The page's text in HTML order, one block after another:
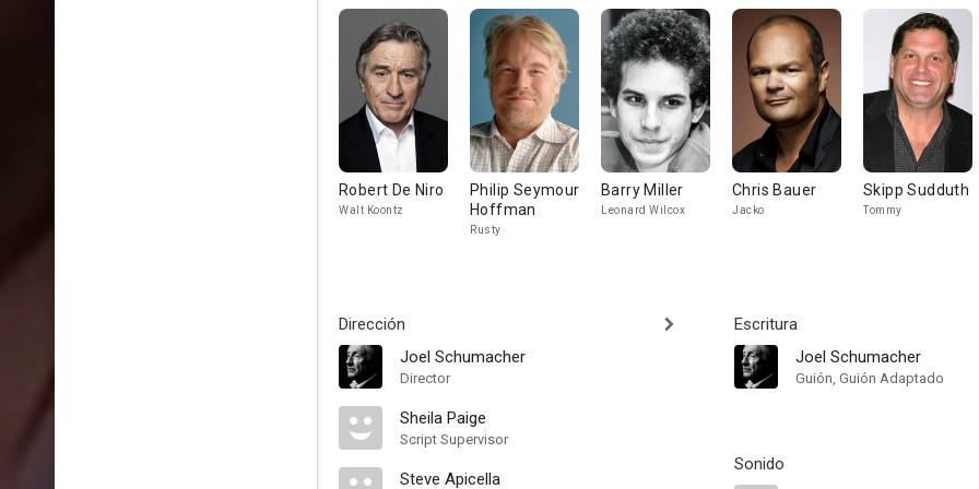
Robert De Niro
Walt Koontz
Philip Seymour
Hoffman
Rusty
Barry Miller
Leonard Wilcox
Chris Bauer
Jacko
Skipp Sudduth
Tommy
Dirección
Joel Schumacher
Director
Sheila Paige
Script Supervisor
Steve Apicella
Escritura
Joel Schumacher
Guión, Guión Adaptado
Sonido